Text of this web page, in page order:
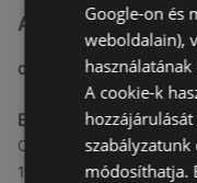
A(z) BestByte
CÍM
BestByte
Október
1117 Budapest
Google-on és
weboldalain),
A cookie-k
módosíthatja.